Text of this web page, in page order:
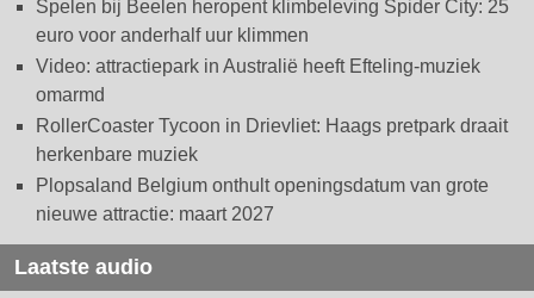
Spelen bij Beelen heropent klimbeleving Spider City: 25
euro voor anderhalf uur klimmen
Video: attractiepark in Australië heeft Efteling-muziek
omarmd
RollerCoaster Tycoon in Drievliet: Haags pretpark draait
herkenbare muziek
Plopsaland Belgium onthult openingsdatum van grote
nieuwe attractie: maart 2027
Laatste audio